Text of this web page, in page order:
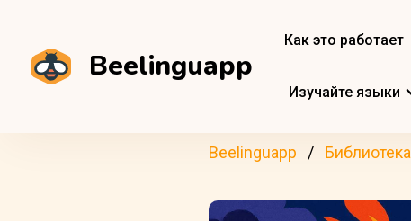
Beelinguapp
Как это работает
Изучайте языки
Beelinguapp Библиотека